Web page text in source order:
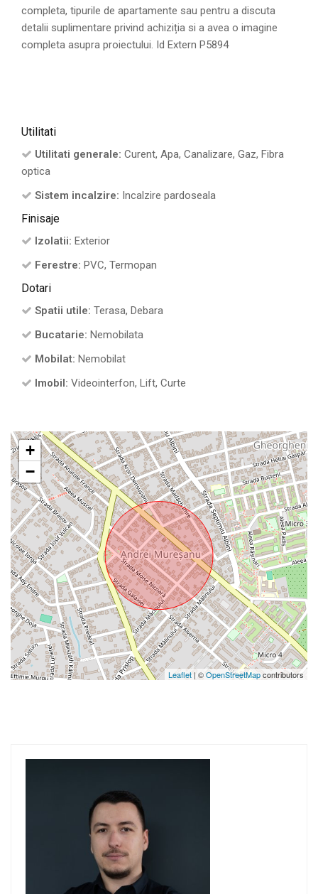
completa, tipurile de apartamente sau pentru a discuta
detalii suplimentare privind achiziția si a avea o imagine
completa asupra proiectului. Id Extern P5894
Utilitati
Utilitati generale: Curent, Apa, Canalizare, Gaz, Fibra
optica
Sistem incalzire: Incalzire pardoseala
Finisaje
Izolatii: Exterior
Ferestre: PVC, Termopan
Dotari
Spatii utile: Terasa, Debara
Bucatarie: Nemobilata
Mobilat: Nemobilat
Imobil: Videointerfon, Lift, Curte
+
−
Leaflet | ©OpenStreetMapcontributors